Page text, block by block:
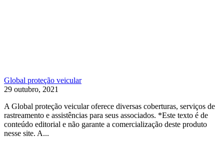
Global proteção veicular
29 outubro, 2021
A Global proteção veicular oferece diversas coberturas, serviços de
rastreamento e assistências para seus associados. *Este texto é de
conteúdo editorial e não garante a comercialização deste produto
nesse site. A...